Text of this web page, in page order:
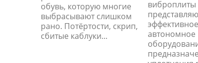
обувь, которую многие
выбрасывают слишком
рано. Потёртости, скрип,
сбитые каблуки...
виброплиты
автономное